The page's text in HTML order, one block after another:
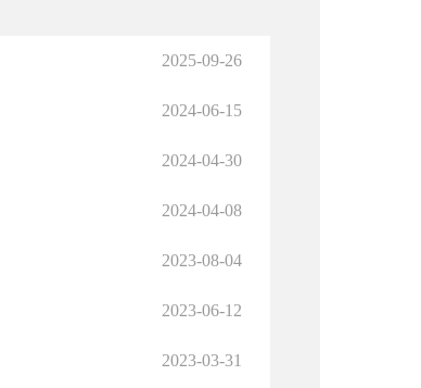
2025-09-26
2024-06-15
2024-04-30
2024-04-08
2023-08-04
2023-06-12
2023-03-31